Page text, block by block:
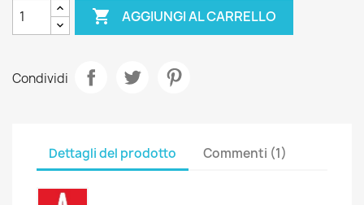
 AGGIUNGI AL CARRELLO
Condividi
Dettagli del prodotto Commenti (1)